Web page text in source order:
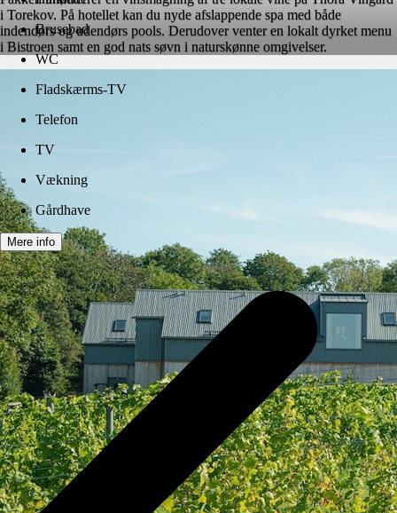
i Torekov. På hotellet kan du nyde afslappende spa med både
indendørs og udendørs pools. Derudover venter en lokalt dyrket menu
i Bistroen samt en god nats søvn i naturskønne omgivelser.
Brusebad
WC
Fladskærms-TV
Telefon
TV
Vækning
Gårdhave
Mere info